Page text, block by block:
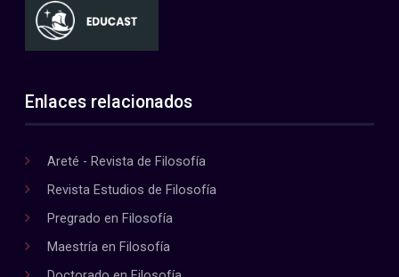
Enlaces relacionados
Areté - Revista de Filosofía
Revista Estudios de Filosofía
Pregrado en Filosofía
Maestría en Filosofía